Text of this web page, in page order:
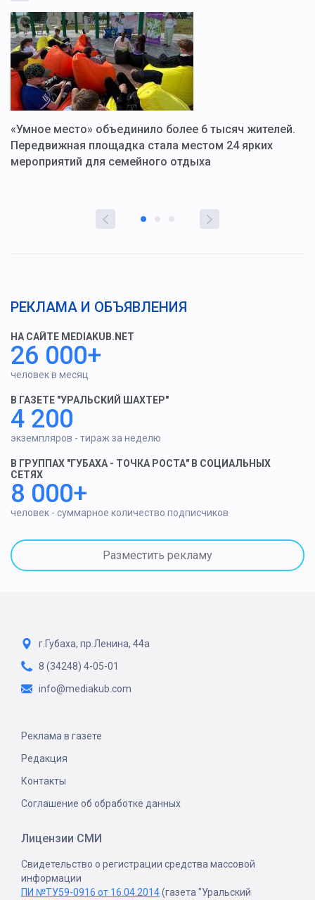
«Умное место» объединило более 6 тысяч жителей.
Передвижная площадка стала местом 24 ярких
мероприятий для семейного отдыха
РЕКЛАМА И ОБЪЯВЛЕНИЯ
НА САЙТЕ MEDIAKUB.NET
26 000+
человек в месяц
В ГАЗЕТЕ "УРАЛЬСКИЙ ШАХТЕР"
4 200
экземпляров - тираж за неделю
В ГРУППАХ "ГУБАХА - ТОЧКА РОСТА" В СОЦИАЛЬНЫХ
СЕТЯХ
8 000+
человек - суммарное количество подписчиков
Разместить рекламу
г.Губаха, пр.Ленина, 44а
8 (34248) 4-05-01
info@mediakub.com
Реклама в газете
Редакция
Контакты
Соглашение об обработке данных
Лицензии СМИ
Свидетельство о регистрации средства массовой
информации
ПИ №ТУ59-0916 от 16.04.2014(газета "Уральский